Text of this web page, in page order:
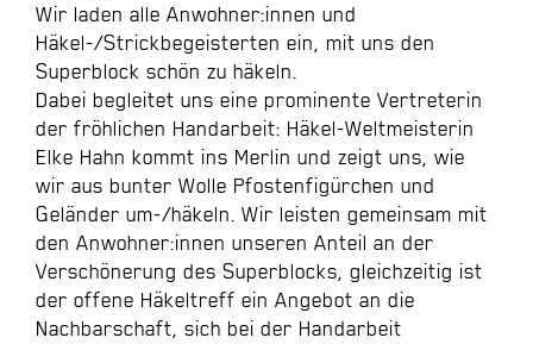
Wir laden alle Anwohner:innen und
Häkel-/Strickbegeisterten ein, mit uns den
Superblock schön zu häkeln.
Dabei begleitet uns eine prominente Vertreterin
der fröhlichen Handarbeit: Häkel-Weltmeisterin
Elke Hahn kommt ins Merlin und zeigt uns, wie
wir aus bunter Wolle Pfostenfigürchen und
Geländer um-/häkeln. Wir leisten gemeinsam mit
den Anwohner:innen unseren Anteil an der
Verschönerung des Superblocks, gleichzeitig ist
der offene Häkeltreff ein Angebot an die
Nachbarschaft, sich bei der Handarbeit